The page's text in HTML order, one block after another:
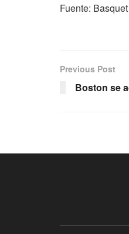
Fuente:
Previous Post
Boston se